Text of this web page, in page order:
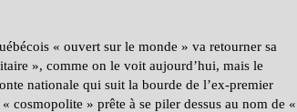
« ouvert sur le monde » va retourner sa
», comme on le voit aujourd’hui, mais le
nationale qui suit la bourde de l’ex-premier
cosmopolite » prête à se piler dessus au nom de «